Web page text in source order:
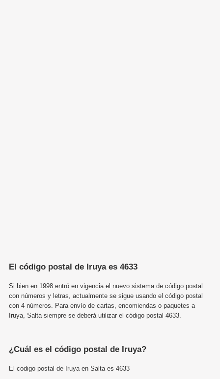
El código postal de Iruya es 4633
Si bien en 1998 entró en vigencia el nuevo sistema de código postal
con números y letras, actualmente se sigue usando el código postal
con 4 números. Para envío de cartas, encomiendas o paquetes a
Iruya, Salta siempre se deberá utilizar el código postal 4633.
¿Cuál es el código postal de Iruya?
El codigo postal de Iruya en Salta es 4633